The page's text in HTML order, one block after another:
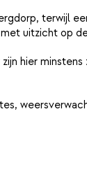
terwijl
uitzicht op
hier